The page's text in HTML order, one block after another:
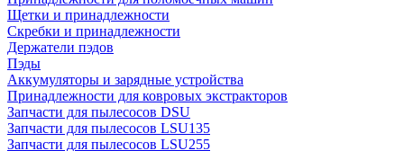
Щетки и принадлежности
Скребки и принадлежности
Держатели пэдов
Пэды
Аккумуляторы и зарядные устройства
Принадлежности для ковровых экстракторов
Запчасти для пылесосов DSU
Запчасти для пылесосов LSU135
Запчасти для пылесосов LSU255